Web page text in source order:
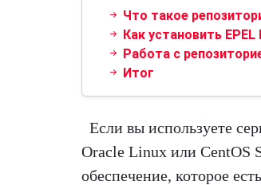
Что такое
Как установить
Работа с
Итог
Если вы используете
Oracle Linux или CentOS
обеспечение, которое